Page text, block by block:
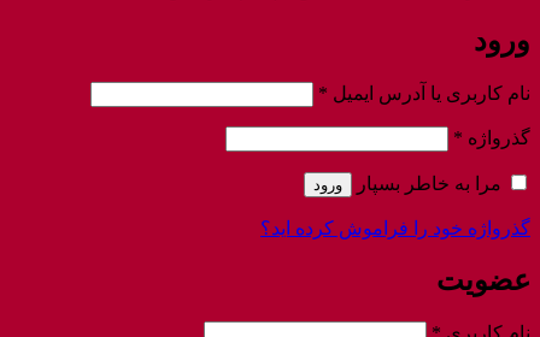
ورود
نام کاربری یا آدرس ایمیل *
گذرواژه *
مرا به خاطر بسپار ورود
گذرواژه خود را فراموش کرده اید؟
عضویت
نام کاربری *